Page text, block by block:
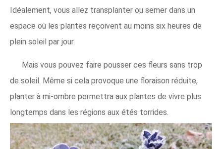
Idéalement, vous allez transplanter ou semer dans un
espace où les plantes reçoivent au moins six heures de
plein soleil par jour.
Mais vous pouvez faire pousser ces fleurs sans trop
de soleil. Même si cela provoque une floraison réduite,
planter à mi-ombre permettra aux plantes de vivre plus
longtemps dans les régions aux étés torrides.